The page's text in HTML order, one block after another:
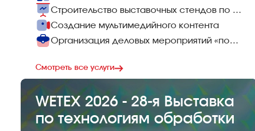
Строительство выставочных стендов по всему миру
Создание мультимедийного контента
Организация деловых мероприятий «под ключ»
Смотреть все услуги
WETEX 2026 - 28-я Выставка
по технологиям обработки